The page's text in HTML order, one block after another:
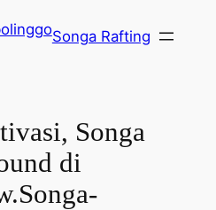
Songa Rafting
Songa
di